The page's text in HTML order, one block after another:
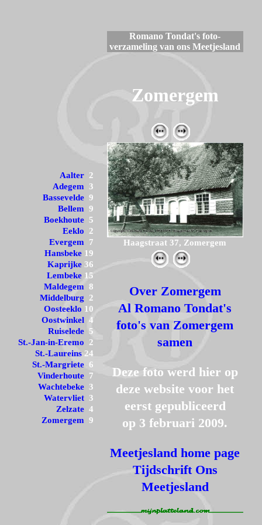
Romano Tondat's foto-
verzameling van ons Meetjesland
Zomergem
Haagstraat 37, Zomergem
Over Zomergem
Al Romano Tondat's
foto's van Zomergem
samen
Deze foto werd hier op
deze website voor het
eerst gepubliceerd
op 3 februari 2009.
Meetjesland home page
Tijdschrift Ons
Meetjesland
Aalter 2
Adegem 3
Bassevelde 9
Bellem 9
Boekhoute 5
Eeklo 2
Evergem 7
Hansbeke 19
Kaprijke 36
Lembeke 15
Maldegem 8
Middelburg 2
Oosteeklo 10
Oostwinkel 4
Ruiselede 5
St.-Jan-in-Eremo 2
St.-Laureins 24
St.-Margriete 6
Vinderhoute 7
Wachtebeke 3
Watervliet 3
Zelzate 4
Zomergem 9